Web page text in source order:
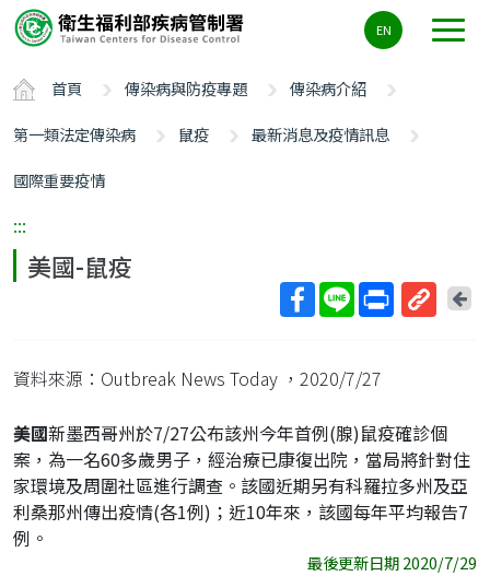
要
容
ALT+C
EN
首頁 傳染病與防疫專題
傳染病介紹
第一類法定傳染病
鼠疫
最新消息及疫情訊息
國際重要疫情
:::
美國-鼠疫
址
回
資料來源：Outbreak News Today ，2020/7/27
美國新墨西哥州於7/27公布該州今年首例(腺)鼠疫確診個
案，為一名60多歲男子，經治療已康復出院，當局將針對住
家環境及周圍社區進行調查。該國近期另有科羅拉多州及亞
利桑那州傳出疫情(各1例)；近10年來，該國每年平均報告7
例。
最後更新日期 2020/7/29